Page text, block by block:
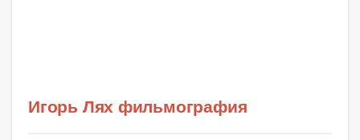
Игорь Лях фильмография